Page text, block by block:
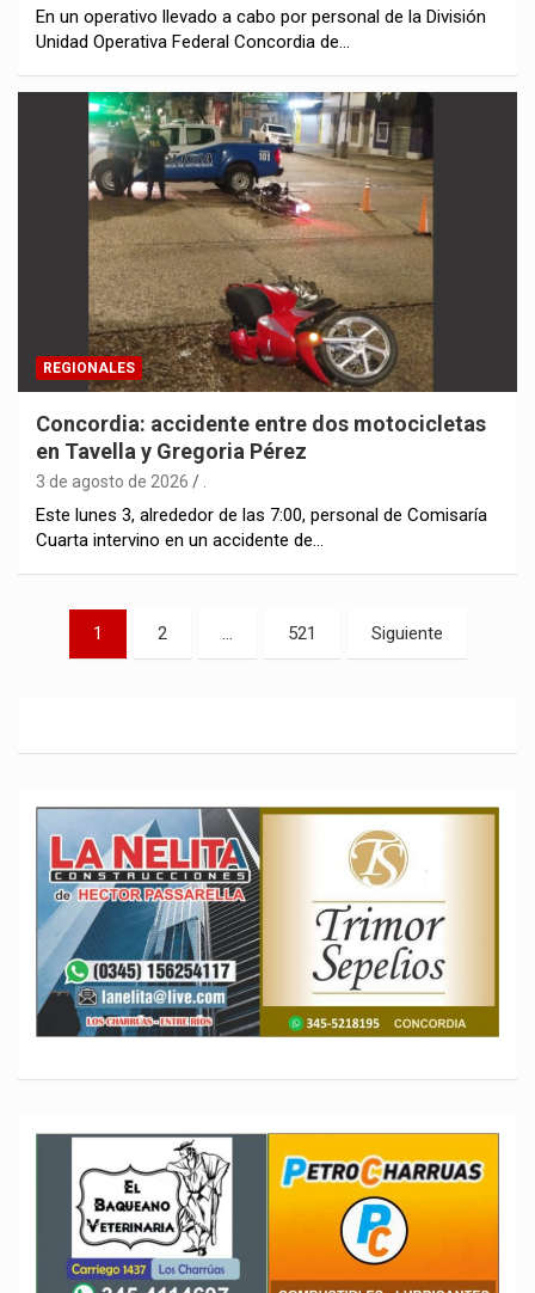
En un operativo llevado a cabo por personal de la División
Unidad Operativa Federal Concordia de…
REGIONALES
Concordia: accidente entre dos motocicletas
en Tavella y Gregoria Pérez
3 de agosto de 2026
Este lunes 3, alrededor de las 7:00, personal de Comisaría
Cuarta intervino en un accidente de…
Navegación
1 2 … 521 Siguiente